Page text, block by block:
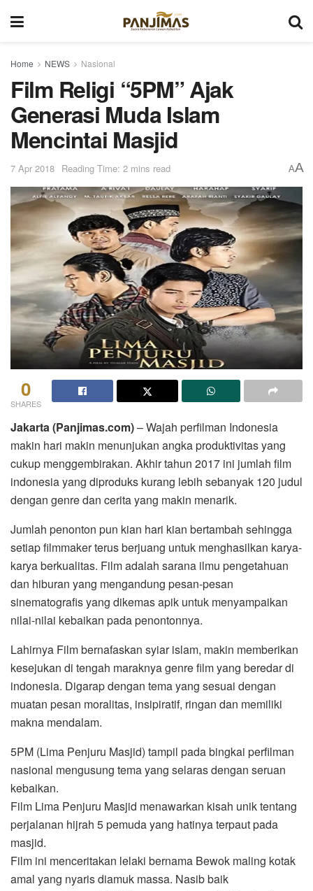
Home NEWS Nasional
Film Religi “5PM” Ajak
Generasi Muda Islam
Mencintai Masjid
7 Apr 2018 Reading Time: 2 mins read AA
0
SHARES
Jakarta (Panjimas.com)– Wajah perfilman Indonesia
makin hari makin menunjukan angka produktivitas yang
cukup menggembirakan. Akhir tahun 2017 ini jumlah film
indonesia yang diproduks kurang lebih sebanyak 120 judul
dengan genre dan cerita yang makin menarik.
Jumlah penonton pun kian hari kian bertambah sehingga
setiap filmmaker terus berjuang untuk menghasilkan karya-
karya berkualitas. Film adalah sarana ilmu pengetahuan
dan hiburan yang mengandung pesan-pesan
sinematografis yang dikemas apik untuk menyampaikan
nilai-nilai kebaikan pada penontonnya.
Lahirnya Film bernafaskan syiar islam, makin memberikan
kesejukan di tengah maraknya genre film yang beredar di
indonesia. Digarap dengan tema yang sesuai dengan
muatan pesan moralitas, insipiratif, ringan dan memiliki
makna mendalam.
5PM (Lima Penjuru Masjid) tampil pada bingkai perfilman
nasional mengusung tema yang selaras dengan seruan
kebaikan.
Film Lima Penjuru Masjid menawarkan kisah unik tentang
perjalanan hijrah 5 pemuda yang hatinya terpaut pada
masjid.
Film ini menceritakan lelaki bernama Bewok maling kotak
amal yang nyaris diamuk massa. Nasib baik